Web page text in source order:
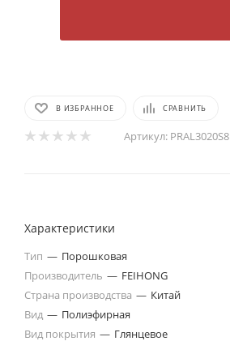
В ИЗБРАННОЕ СРАВНИТЬ
Артикул: PRAL3020S8
Характеристики
Тип — Порошковая
Производитель — FEIHONG
Страна производства — Китай
Вид — Полиэфирная
Вид покрытия — Глянцевое